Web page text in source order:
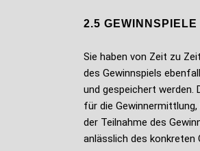
2.5 GEWINNSPIELE
Sie haben von Zeit zu
des Gewinnspiels
und gespeichert werden.
für die
der Teilnahme des
anlässlich des konkreten